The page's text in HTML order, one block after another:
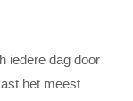
iedere dag door
het meest